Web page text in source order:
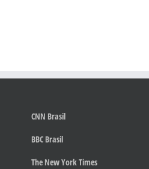
CNN Brasil
BBC Brasil
The New York Times